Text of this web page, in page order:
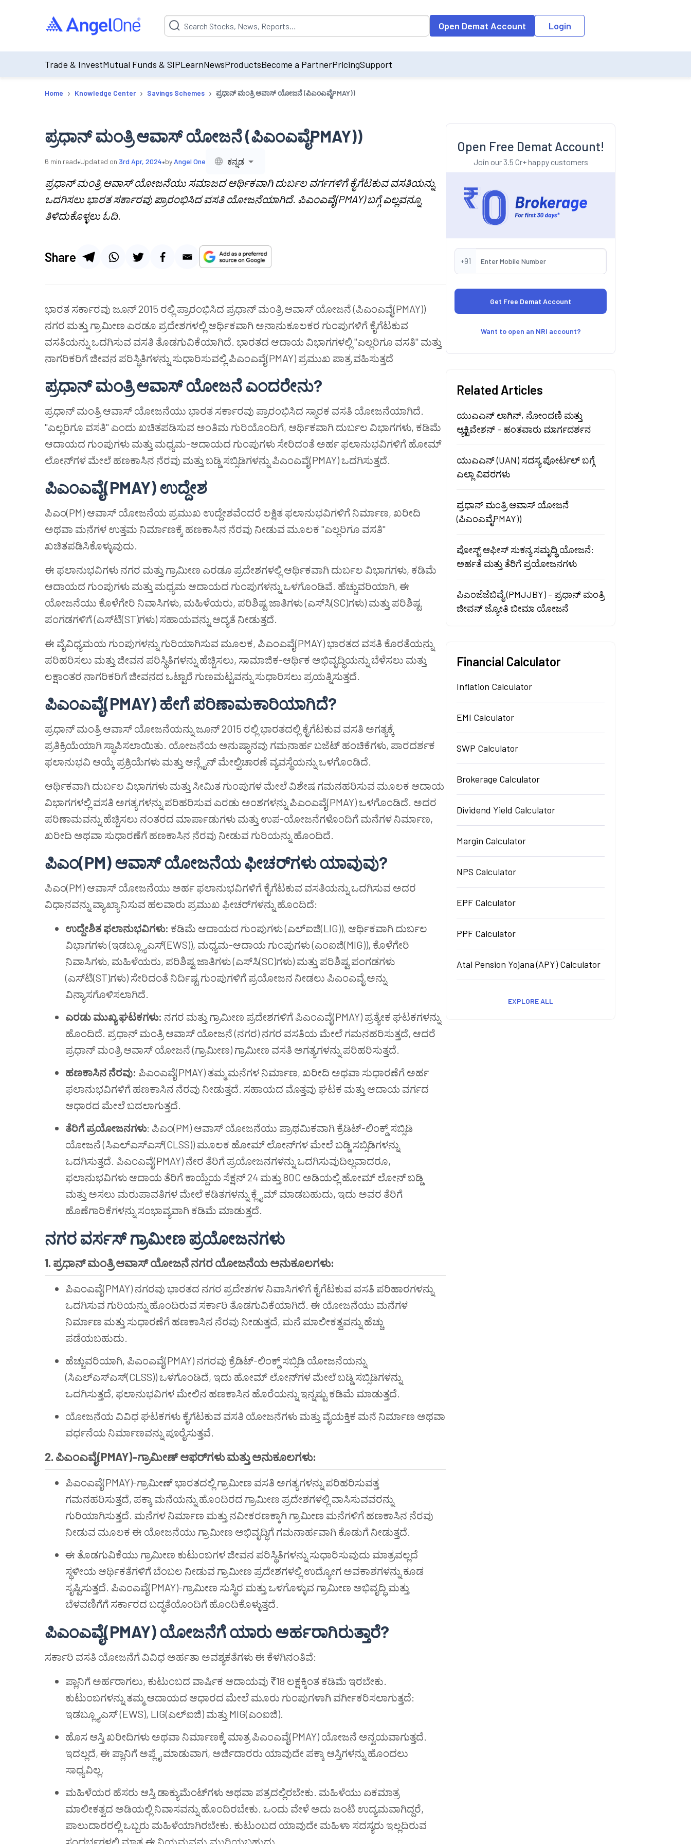
Suggestion will be populated by default on accessing the input field. On entering data into the input field, the suggestion list will be updated as per the
Open Demat Account Login
Trade & InvestMutual Funds & SIPLearnNewsProductsBecome a PartnerPricingSupport
Home › Knowledge Center › Savings Schemes › ಪ್ರಧಾನ್ ಮಂತ್ರಿ ಆವಾಸ್ ಯೋಜನೆ (ಪಿಎಂಎವೈPMAY))
ಪ್ರಧಾನ್ ಮಂತ್ರಿ ಆವಾಸ್ ಯೋಜನೆ (ಪಿಎಂಎವೈPMAY))
6 min read•Updated on 3rd Apr, 2024•by Angel One ಕನ್ನಡ
ಪ್ರಧಾನ್ ಮಂತ್ರಿ ಆವಾಸ್ ಯೋಜನೆಯು ಸಮಾಜದ ಆರ್ಥಿಕವಾಗಿ ದುರ್ಬಲ ವರ್ಗಗಳಿಗೆ ಕೈಗೆಟಕುವ ವಸತಿಯನ್ನು
ಒದಗಿಸಲು ಭಾರತ ಸರ್ಕಾರವು ಪ್ರಾರಂಭಿಸಿದ ವಸತಿ ಯೋಜನೆಯಾಗಿದೆ. ಪಿಎಂಎವೈ(PMAY) ಬಗ್ಗೆ ಎಲ್ಲವನ್ನೂ
ತಿಳಿದುಕೊಳ್ಳಲು ಓದಿ.
Share
ಭಾರತ ಸರ್ಕಾರವು ಜೂನ್ 2015 ರಲ್ಲಿ ಪ್ರಾರಂಭಿಸಿದ ಪ್ರಧಾನ್ ಮಂತ್ರಿ ಆವಾಸ್ ಯೋಜನೆ (ಪಿಎಂಎವೈ(PMAY))
ನಗರ ಮತ್ತು ಗ್ರಾಮೀಣ ಎರಡೂ ಪ್ರದೇಶಗಳಲ್ಲಿ ಆರ್ಥಿಕವಾಗಿ ಅನಾನುಕೂಲಕರ ಗುಂಪುಗಳಿಗೆ ಕೈಗೆಟಕುವ
ವಸತಿಯನ್ನು ಒದಗಿಸುವ ವಸತಿ ತೊಡಗುವಿಕೆಯಾಗಿದೆ. ಭಾರತದ ಆದಾಯ ವಿಭಾಗಗಳಲ್ಲಿ "ಎಲ್ಲರಿಗೂ ವಸತಿ" ಮತ್ತು
ನಾಗರಿಕರಿಗೆ ಜೀವನ ಪರಿಸ್ಥಿತಿಗಳನ್ನು ಸುಧಾರಿಸುವಲ್ಲಿ ಪಿಎಂಎವೈ(PMAY) ಪ್ರಮುಖ ಪಾತ್ರ ವಹಿಸುತ್ತದೆ
ಪ್ರಧಾನ್ ಮಂತ್ರಿ ಆವಾಸ್ ಯೋಜನೆ ಎಂದರೇನು?
ಪ್ರಧಾನ್ ಮಂತ್ರಿ ಆವಾಸ್ ಯೋಜನೆಯು ಭಾರತ ಸರ್ಕಾರವು ಪ್ರಾರಂಭಿಸಿದ ಸ್ಮಾರಕ ವಸತಿ ಯೋಜನೆಯಾಗಿದೆ.
"ಎಲ್ಲರಿಗೂ ವಸತಿ" ಎಂದು ಖಚಿತಪಡಿಸುವ ಅಂತಿಮ ಗುರಿಯೊಂದಿಗೆ, ಆರ್ಥಿಕವಾಗಿ ದುರ್ಬಲ ವಿಭಾಗಗಳು, ಕಡಿಮೆ
ಆದಾಯದ ಗುಂಪುಗಳು ಮತ್ತು ಮಧ್ಯಮ-ಆದಾಯದ ಗುಂಪುಗಳು ಸೇರಿದಂತೆ ಅರ್ಹ ಫಲಾನುಭವಿಗಳಿಗೆ ಹೋಮ್
ಲೋನ್‌ಗಳ ಮೇಲೆ ಹಣಕಾಸಿನ ನೆರವು ಮತ್ತು ಬಡ್ಡಿ ಸಬ್ಸಿಡಿಗಳನ್ನು ಪಿಎಂಎವೈ(PMAY) ಒದಗಿಸುತ್ತದೆ.
ಪಿಎಂಎವೈ(PMAY) ಉದ್ದೇಶ
ಪಿಎಂ(PM) ಆವಾಸ್ ಯೋಜನೆಯ ಪ್ರಮುಖ ಉದ್ದೇಶವೆಂದರೆ ಲಕ್ಷಿತ ಫಲಾನುಭವಿಗಳಿಗೆ ನಿರ್ಮಾಣ, ಖರೀದಿ
ಅಥವಾ ಮನೆಗಳ ಉತ್ತಮ ನಿರ್ಮಾಣಕ್ಕೆ ಹಣಕಾಸಿನ ನೆರವು ನೀಡುವ ಮೂಲಕ "ಎಲ್ಲರಿಗೂ ವಸತಿ"
ಖಚಿತಪಡಿಸಿಕೊಳ್ಳುವುದು.
ಈ ಫಲಾನುಭವಿಗಳು ನಗರ ಮತ್ತು ಗ್ರಾಮೀಣ ಎರಡೂ ಪ್ರದೇಶಗಳಲ್ಲಿ ಆರ್ಥಿಕವಾಗಿ ದುರ್ಬಲ ವಿಭಾಗಗಳು, ಕಡಿಮೆ
ಆದಾಯದ ಗುಂಪುಗಳು ಮತ್ತು ಮಧ್ಯಮ ಆದಾಯದ ಗುಂಪುಗಳನ್ನು ಒಳಗೊಂಡಿವೆ. ಹೆಚ್ಚುವರಿಯಾಗಿ, ಈ
ಯೋಜನೆಯು ಕೊಳೆಗೇರಿ ನಿವಾಸಿಗಳು, ಮಹಿಳೆಯರು, ಪರಿಶಿಷ್ಟ ಜಾತಿಗಳು (ಎಸ್‌ಸಿ(SC)ಗಳು) ಮತ್ತು ಪರಿಶಿಷ್ಟ
ಪಂಗಡಗಳಿಗೆ (ಎಸ್‌ಟಿ(ST)ಗಳು) ಸಹಾಯವನ್ನು ಆದ್ಯತೆ ನೀಡುತ್ತದೆ.
ಈ ವೈವಿಧ್ಯಮಯ ಗುಂಪುಗಳನ್ನು ಗುರಿಯಾಗಿಸುವ ಮೂಲಕ, ಪಿಎಂಎವೈ(PMAY) ಭಾರತದ ವಸತಿ ಕೊರತೆಯನ್ನು
ಪರಿಹರಿಸಲು ಮತ್ತು ಜೀವನ ಪರಿಸ್ಥಿತಿಗಳನ್ನು ಹೆಚ್ಚಿಸಲು, ಸಾಮಾಜಿಕ-ಆರ್ಥಿಕ ಅಭಿವೃದ್ಧಿಯನ್ನು ಬೆಳೆಸಲು ಮತ್ತು
ಲಕ್ಷಾಂತರ ನಾಗರಿಕರಿಗೆ ಜೀವನದ ಒಟ್ಟಾರೆ ಗುಣಮಟ್ಟವನ್ನು ಸುಧಾರಿಸಲು ಪ್ರಯತ್ನಿಸುತ್ತದೆ.
ಪಿಎಂಎವೈ(PMAY) ಹೇಗೆ ಪರಿಣಾಮಕಾರಿಯಾಗಿದೆ?
ಪ್ರಧಾನ್ ಮಂತ್ರಿ ಆವಾಸ್ ಯೋಜನೆಯನ್ನು ಜೂನ್ 2015 ರಲ್ಲಿ ಭಾರತದಲ್ಲಿ ಕೈಗೆಟಕುವ ವಸತಿ ಅಗತ್ಯಕ್ಕೆ
ಪ್ರತಿಕ್ರಿಯೆಯಾಗಿ ಸ್ಥಾಪಿಸಲಾಯಿತು. ಯೋಜನೆಯ ಅನುಷ್ಠಾನವು ಗಮನಾರ್ಹ ಬಜೆಟ್ ಹಂಚಿಕೆಗಳು, ಪಾರದರ್ಶಕ
ಫಲಾನುಭವಿ ಆಯ್ಕೆ ಪ್ರಕ್ರಿಯೆಗಳು ಮತ್ತು ಆನ್ಲೈನ್ ಮೇಲ್ವಿಚಾರಣೆ ವ್ಯವಸ್ಥೆಯನ್ನು ಒಳಗೊಂಡಿದೆ.
ಆರ್ಥಿಕವಾಗಿ ದುರ್ಬಲ ವಿಭಾಗಗಳು ಮತ್ತು ಸೀಮಿತ ಗುಂಪುಗಳ ಮೇಲೆ ವಿಶೇಷ ಗಮನಹರಿಸುವ ಮೂಲಕ ಆದಾಯ
ವಿಭಾಗಗಳಲ್ಲಿ ವಸತಿ ಅಗತ್ಯಗಳನ್ನು ಪರಿಹರಿಸುವ ಎರಡು ಅಂಶಗಳನ್ನು ಪಿಎಂಎವೈ(PMAY) ಒಳಗೊಂಡಿದೆ. ಅದರ
ಪರಿಣಾಮವನ್ನು ಹೆಚ್ಚಿಸಲು ನಂತರದ ಮಾರ್ಪಾಡುಗಳು ಮತ್ತು ಉಪ-ಯೋಜನೆಗಳೊಂದಿಗೆ ಮನೆಗಳ ನಿರ್ಮಾಣ,
ಖರೀದಿ ಅಥವಾ ಸುಧಾರಣೆಗೆ ಹಣಕಾಸಿನ ನೆರವು ನೀಡುವ ಗುರಿಯನ್ನು ಹೊಂದಿದೆ.
ಪಿಎಂ(PM) ಆವಾಸ್ ಯೋಜನೆಯ ಫೀಚರ್‌ಗಳು ಯಾವುವು?
ಪಿಎಂ(PM) ಆವಾಸ್ ಯೋಜನೆಯು ಅರ್ಹ ಫಲಾನುಭವಿಗಳಿಗೆ ಕೈಗೆಟಕುವ ವಸತಿಯನ್ನು ಒದಗಿಸುವ ಅದರ
ವಿಧಾನವನ್ನು ವ್ಯಾಖ್ಯಾನಿಸುವ ಹಲವಾರು ಪ್ರಮುಖ ಫೀಚರ್‌ಗಳನ್ನು ಹೊಂದಿದೆ:
ಉದ್ದೇಶಿತ ಫಲಾನುಭವಿಗಳು: ಕಡಿಮೆ ಆದಾಯದ ಗುಂಪುಗಳು (ಎಲ್‌ಐಜಿ(LIG)), ಆರ್ಥಿಕವಾಗಿ ದುರ್ಬಲ
ವಿಭಾಗಗಳು (ಇಡಬ್ಲ್ಯೂಎಸ್(EWS)), ಮಧ್ಯಮ-ಆದಾಯ ಗುಂಪುಗಳು (ಎಂಐಜಿ(MIG)), ಕೊಳೆಗೇರಿ
ನಿವಾಸಿಗಳು, ಮಹಿಳೆಯರು, ಪರಿಶಿಷ್ಟ ಜಾತಿಗಳು (ಎಸ್‌ಸಿ(SC)ಗಳು) ಮತ್ತು ಪರಿಶಿಷ್ಟ ಪಂಗಡಗಳು
(ಎಸ್‌ಟಿ(ST)ಗಳು) ಸೇರಿದಂತೆ ನಿರ್ದಿಷ್ಟ ಗುಂಪುಗಳಿಗೆ ಪ್ರಯೋಜನ ನೀಡಲು ಪಿಎಂಎವೈ ಅನ್ನು
ವಿನ್ಯಾಸಗೊಳಿಸಲಾಗಿದೆ.
ಎರಡು ಮುಖ್ಯ ಘಟಕಗಳು: ನಗರ ಮತ್ತು ಗ್ರಾಮೀಣ ಪ್ರದೇಶಗಳಿಗೆ ಪಿಎಂಎವೈ(PMAY) ಪ್ರತ್ಯೇಕ ಘಟಕಗಳನ್ನು
ಹೊಂದಿದೆ. ಪ್ರಧಾನ್ ಮಂತ್ರಿ ಆವಾಸ್ ಯೋಜನೆ (ನಗರ) ನಗರ ವಸತಿಯ ಮೇಲೆ ಗಮನಹರಿಸುತ್ತದೆ, ಆದರೆ
ಪ್ರಧಾನ್ ಮಂತ್ರಿ ಆವಾಸ್ ಯೋಜನೆ (ಗ್ರಾಮೀಣ) ಗ್ರಾಮೀಣ ವಸತಿ ಅಗತ್ಯಗಳನ್ನು ಪರಿಹರಿಸುತ್ತದೆ.
ಹಣಕಾಸಿನ ನೆರವು: ಪಿಎಂಎವೈ(PMAY) ತಮ್ಮ ಮನೆಗಳ ನಿರ್ಮಾಣ, ಖರೀದಿ ಅಥವಾ ಸುಧಾರಣೆಗೆ ಅರ್ಹ
ಫಲಾನುಭವಿಗಳಿಗೆ ಹಣಕಾಸಿನ ನೆರವು ನೀಡುತ್ತದೆ. ಸಹಾಯದ ಮೊತ್ತವು ಘಟಕ ಮತ್ತು ಆದಾಯ ವರ್ಗದ
ಆಧಾರದ ಮೇಲೆ ಬದಲಾಗುತ್ತದೆ.
ತೆರಿಗೆ ಪ್ರಯೋಜನಗಳು: ಪಿಎಂ(PM) ಆವಾಸ್ ಯೋಜನೆಯು ಪ್ರಾಥಮಿಕವಾಗಿ ಕ್ರೆಡಿಟ್-ಲಿಂಕ್ಡ್ ಸಬ್ಸಿಡಿ
ಯೋಜನೆ (ಸಿಎಲ್‌ಎಸ್‌ಎಸ್(CLSS)) ಮೂಲಕ ಹೋಮ್ ಲೋನ್‌ಗಳ ಮೇಲೆ ಬಡ್ಡಿ ಸಬ್ಸಿಡಿಗಳನ್ನು
ಒದಗಿಸುತ್ತದೆ. ಪಿಎಂಎವೈ(PMAY) ನೇರ ತೆರಿಗೆ ಪ್ರಯೋಜನಗಳನ್ನು ಒದಗಿಸುವುದಿಲ್ಲವಾದರೂ,
ಫಲಾನುಭವಿಗಳು ಆದಾಯ ತೆರಿಗೆ ಕಾಯ್ದೆಯ ಸೆಕ್ಷನ್ 24 ಮತ್ತು 80C ಅಡಿಯಲ್ಲಿ ಹೋಮ್ ಲೋನ್ ಬಡ್ಡಿ
ಮತ್ತು ಅಸಲು ಮರುಪಾವತಿಗಳ ಮೇಲೆ ಕಡಿತಗಳನ್ನು ಕ್ಲೈಮ್ ಮಾಡಬಹುದು, ಇದು ಅವರ ತೆರಿಗೆ
ಹೊಣೆಗಾರಿಕೆಗಳನ್ನು ಸಂಭಾವ್ಯವಾಗಿ ಕಡಿಮೆ ಮಾಡುತ್ತದೆ.
ನಗರ ವರ್ಸಸ್ ಗ್ರಾಮೀಣ ಪ್ರಯೋಜನಗಳು
1. ಪ್ರಧಾನ್ ಮಂತ್ರಿ ಆವಾಸ್ ಯೋಜನೆ ನಗರ ಯೋಜನೆಯ ಅನುಕೂಲಗಳು:
ಪಿಎಂಎವೈ(PMAY) ನಗರವು ಭಾರತದ ನಗರ ಪ್ರದೇಶಗಳ ನಿವಾಸಿಗಳಿಗೆ ಕೈಗೆಟಕುವ ವಸತಿ ಪರಿಹಾರಗಳನ್ನು
ಒದಗಿಸುವ ಗುರಿಯನ್ನು ಹೊಂದಿರುವ ಸರ್ಕಾರಿ ತೊಡಗುವಿಕೆಯಾಗಿದೆ. ಈ ಯೋಜನೆಯು ಮನೆಗಳ
ನಿರ್ಮಾಣ ಮತ್ತು ಸುಧಾರಣೆಗೆ ಹಣಕಾಸಿನ ನೆರವು ನೀಡುತ್ತದೆ, ಮನೆ ಮಾಲೀಕತ್ವವನ್ನು ಹೆಚ್ಚು
ಪಡೆಯಬಹುದು.
ಹೆಚ್ಚುವರಿಯಾಗಿ, ಪಿಎಂಎವೈ(PMAY) ನಗರವು ಕ್ರೆಡಿಟ್-ಲಿಂಕ್ಡ್ ಸಬ್ಸಿಡಿ ಯೋಜನೆಯನ್ನು
(ಸಿಎಲ್‌ಎಸ್‌ಎಸ್(CLSS)) ಒಳಗೊಂಡಿದೆ, ಇದು ಹೋಮ್ ಲೋನ್‌ಗಳ ಮೇಲೆ ಬಡ್ಡಿ ಸಬ್ಸಿಡಿಗಳನ್ನು
ಒದಗಿಸುತ್ತದೆ, ಫಲಾನುಭವಿಗಳ ಮೇಲಿನ ಹಣಕಾಸಿನ ಹೊರೆಯನ್ನು ಇನ್ನಷ್ಟು ಕಡಿಮೆ ಮಾಡುತ್ತದೆ.
ಯೋಜನೆಯ ವಿವಿಧ ಘಟಕಗಳು ಕೈಗೆಟಕುವ ವಸತಿ ಯೋಜನೆಗಳು ಮತ್ತು ವೈಯಕ್ತಿಕ ಮನೆ ನಿರ್ಮಾಣ ಅಥವಾ
ವರ್ಧನೆಯ ನಿರ್ಮಾಣವನ್ನು ಪೂರೈಸುತ್ತವೆ.
2. ಪಿಎಂಎವೈ(PMAY)-ಗ್ರಾಮೀಣ್ ಆಫರ್‌ಗಳು ಮತ್ತು ಅನುಕೂಲಗಳು:
ಪಿಎಂಎವೈ(PMAY)-ಗ್ರಾಮೀಣ್ ಭಾರತದಲ್ಲಿ ಗ್ರಾಮೀಣ ವಸತಿ ಅಗತ್ಯಗಳನ್ನು ಪರಿಹರಿಸುವತ್ತ
ಗಮನಹರಿಸುತ್ತದೆ, ಪಕ್ಕಾ ಮನೆಯನ್ನು ಹೊಂದಿರದ ಗ್ರಾಮೀಣ ಪ್ರದೇಶಗಳಲ್ಲಿ ವಾಸಿಸುವವರನ್ನು
ಗುರಿಯಾಗಿಸುತ್ತದೆ. ಮನೆಗಳ ನಿರ್ಮಾಣ ಮತ್ತು ನವೀಕರಣಕ್ಕಾಗಿ ಗ್ರಾಮೀಣ ಮನೆಗಳಿಗೆ ಹಣಕಾಸಿನ ನೆರವು
ನೀಡುವ ಮೂಲಕ ಈ ಯೋಜನೆಯು ಗ್ರಾಮೀಣ ಅಭಿವೃದ್ಧಿಗೆ ಗಮನಾರ್ಹವಾಗಿ ಕೊಡುಗೆ ನೀಡುತ್ತದೆ.
ಈ ತೊಡಗುವಿಕೆಯು ಗ್ರಾಮೀಣ ಕುಟುಂಬಗಳ ಜೀವನ ಪರಿಸ್ಥಿತಿಗಳನ್ನು ಸುಧಾರಿಸುವುದು ಮಾತ್ರವಲ್ಲದೆ
ಸ್ಥಳೀಯ ಆರ್ಥಿಕತೆಗಳಿಗೆ ಬೆಂಬಲ ನೀಡುವ ಗ್ರಾಮೀಣ ಪ್ರದೇಶಗಳಲ್ಲಿ ಉದ್ಯೋಗ ಅವಕಾಶಗಳನ್ನು ಕೂಡ
ಸೃಷ್ಟಿಸುತ್ತದೆ. ಪಿಎಂಎವೈ(PMAY)-ಗ್ರಾಮೀಣ ಸುಸ್ಥಿರ ಮತ್ತು ಒಳಗೊಳ್ಳುವ ಗ್ರಾಮೀಣ ಅಭಿವೃದ್ಧಿ ಮತ್ತು
ಬೆಳವಣಿಗೆಗೆ ಸರ್ಕಾರದ ಬದ್ಧತೆಯೊಂದಿಗೆ ಹೊಂದಿಕೊಳ್ಳುತ್ತದೆ.
ಪಿಎಂಎವೈ(PMAY) ಯೋಜನೆಗೆ ಯಾರು ಅರ್ಹರಾಗಿರುತ್ತಾರೆ?
ಸರ್ಕಾರಿ ವಸತಿ ಯೋಜನೆಗೆ ವಿವಿಧ ಅರ್ಹತಾ ಅವಶ್ಯಕತೆಗಳು ಈ ಕೆಳಗಿನಂತಿವೆ:
ಪ್ಲಾನಿಗೆ ಅರ್ಹರಾಗಲು, ಕುಟುಂಬದ ವಾರ್ಷಿಕ ಆದಾಯವು ₹18 ಲಕ್ಷಕ್ಕಿಂತ ಕಡಿಮೆ ಇರಬೇಕು.
ಕುಟುಂಬಗಳನ್ನು ತಮ್ಮ ಆದಾಯದ ಆಧಾರದ ಮೇಲೆ ಮೂರು ಗುಂಪುಗಳಾಗಿ ವರ್ಗೀಕರಿಸಲಾಗುತ್ತದೆ:
ಇಡಬ್ಲ್ಯೂಎಸ್ (EWS), LIG(ಎಲ್ಐಜಿ) ಮತ್ತು MIG(ಎಂಐಜಿ).
ಹೊಸ ಆಸ್ತಿ ಖರೀದಿಗಳು ಅಥವಾ ನಿರ್ಮಾಣಕ್ಕೆ ಮಾತ್ರ ಪಿಎಂಎವೈ(PMAY) ಯೋಜನೆ ಅನ್ವಯವಾಗುತ್ತದೆ.
ಇದಲ್ಲದೆ, ಈ ಪ್ಲಾನಿಗೆ ಅಪ್ಲೈ ಮಾಡುವಾಗ, ಅರ್ಜಿದಾರರು ಯಾವುದೇ ಪಕ್ಕಾ ಆಸ್ತಿಗಳನ್ನು ಹೊಂದಲು
ಸಾಧ್ಯವಿಲ್ಲ.
ಮಹಿಳೆಯರ ಹೆಸರು ಆಸ್ತಿ ಡಾಕ್ಯುಮೆಂಟ್‌ಗಳು ಅಥವಾ ಪತ್ರದಲ್ಲಿರಬೇಕು. ಮಹಿಳೆಯು ಏಕಮಾತ್ರ
ಮಾಲೀಕತ್ವದ ಅಡಿಯಲ್ಲಿ ನಿವಾಸವನ್ನು ಹೊಂದಿರಬೇಕು. ಒಂದು ವೇಳೆ ಅದು ಜಂಟಿ ಉದ್ಯಮವಾಗಿದ್ದರೆ,
ಪಾಲುದಾರರಲ್ಲಿ ಒಬ್ಬರು ಮಹಿಳೆಯಾಗಿರಬೇಕು. ಕುಟುಂಬದ ಯಾವುದೇ ಮಹಿಳಾ ಸದಸ್ಯರು ಇಲ್ಲದಿರುವ
ಸಂದರ್ಭಗಳಲ್ಲಿ ಮಾತ್ರ ಈ ನಿಯಮವನ್ನು ಮುರಿಯಬಹುದು.
Open Free Demat Account!
Join our 3.5 Cr+ happy customers
+91
Want to open an NRI account?
Related Articles
ಯುಎಎನ್ ಲಾಗಿನ್, ನೋಂದಣಿ ಮತ್ತು
ಆ್ಯಕ್ಟಿವೇಶನ್ - ಹಂತವಾರು ಮಾರ್ಗದರ್ಶನ
ಯುಎಎನ್ (UAN) ಸದಸ್ಯ ಪೋರ್ಟಲ್ ಬಗ್ಗೆ
ಎಲ್ಲಾ ವಿವರಗಳು
ಪ್ರಧಾನ್ ಮಂತ್ರಿ ಆವಾಸ್ ಯೋಜನೆ
(ಪಿಎಂಎವೈPMAY))
ಪೋಸ್ಟ್ ಆಫೀಸ್ ಸುಕನ್ಯ ಸಮೃದ್ಧಿ ಯೋಜನೆ:
ಅರ್ಹತೆ ಮತ್ತು ತೆರಿಗೆ ಪ್ರಯೋಜನಗಳು
ಪಿಎಂಜೆಜೆಬಿವೈ (PMJJBY) - ಪ್ರಧಾನ್ ಮಂತ್ರಿ
ಜೀವನ್ ಜ್ಯೋತಿ ಬೀಮಾ ಯೋಜನೆ
Financial Calculator
Inflation Calculator
EMI Calculator
SWP Calculator
Brokerage Calculator
Dividend Yield Calculator
Margin Calculator
NPS Calculator
EPF Calculator
PPF Calculator
Atal Pension Yojana (APY) Calculator
EXPLORE ALL